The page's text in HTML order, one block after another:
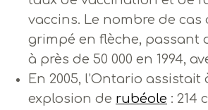
vaccins. Le nombre de cas
grimpé en flèche, passant
à près de 50 000 en 1994,
En 2005, l’Ontario assistait
explosion de rubéole : 214